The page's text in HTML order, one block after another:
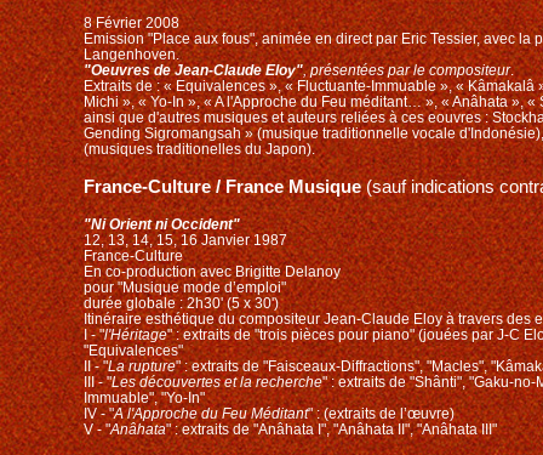
8 Février 2008
Emission "Place aux fous", animée en direct par Eric Tessier, avec la
Langenhoven.
"Oeuvres de Jean-Claude Eloy", présentées par le compositeur.
Extraits de : « Equivalences », « Fluctuante-Immuable », « Kâmakalâ
Michi », « Yo-In », « A l'Approche du Feu méditant… », « Anâhata », «
ainsi que d'autres musiques et auteurs reliées à ces eouvres :
Gending Sigromangsah » (musique traditionnelle vocale
(musiques traditionelles du Japon).
France-Culture / France Musique(sauf indications
"Ni Orient ni Occident"
12, 13, 14, 15, 16 Janvier 1987
France-Culture
En co-production avec Brigitte Delanoy
pour "Musique mode d’emploi"
durée globale : 2h30' (5 x 30')
Itinéraire esthétique du compositeur Jean-Claude Eloy à travers des
I - "l'Héritage" : extraits de "trois pièces pour piano" (jouées par J-C
"Equivalences"
II - "La rupture" : extraits de "Faisceaux-Diffractions", "Macles",
III - "Les découvertes et la recherche" : extraits de "Shânti", "Gaku-no-
Immuable", "Yo-In"
IV - "A l'Approche du Feu Méditant" : (extraits de l’œuvre)
V - "Anâhata" : extraits de "Anâhata I", "Anâhata II", "Anâhata III"